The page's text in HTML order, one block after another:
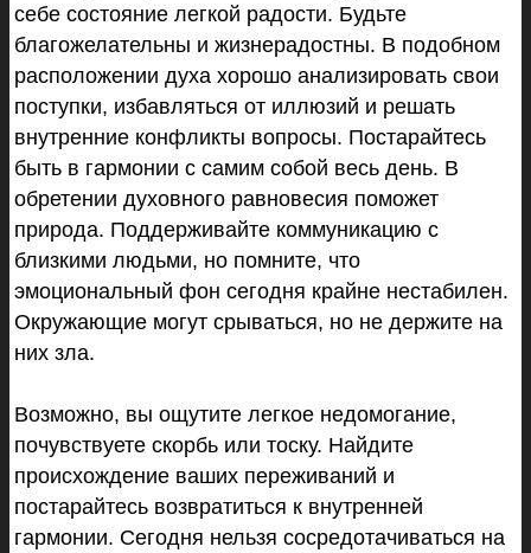
себе состояние легкой радости. Будьте
благожелательны и жизнерадостны. В подобном
расположении духа хорошо анализировать свои
поступки, избавляться от иллюзий и решать
внутренние конфликты вопросы. Постарайтесь
быть в гармонии с самим собой весь день. В
обретении духовного равновесия поможет
природа. Поддерживайте коммуникацию с
близкими людьми, но помните, что
эмоциональный фон сегодня крайне нестабилен.
Окружающие могут срываться, но не держите на
них зла.
Возможно, вы ощутите легкое недомогание,
почувствуете скорбь или тоску. Найдите
происхождение ваших переживаний и
постарайтесь возвратиться к внутренней
гармонии. Сегодня нельзя сосредотачиваться на